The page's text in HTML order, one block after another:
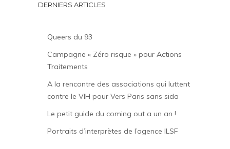
DERNIERS ARTICLES
Queers du 93
Campagne « Zéro risque » pour Actions
Traitements
A la rencontre des associations qui luttent
contre le VIH pour Vers Paris sans sida
Le petit guide du coming out a un an !
Portraits d’interprètes de l’agence ILSF